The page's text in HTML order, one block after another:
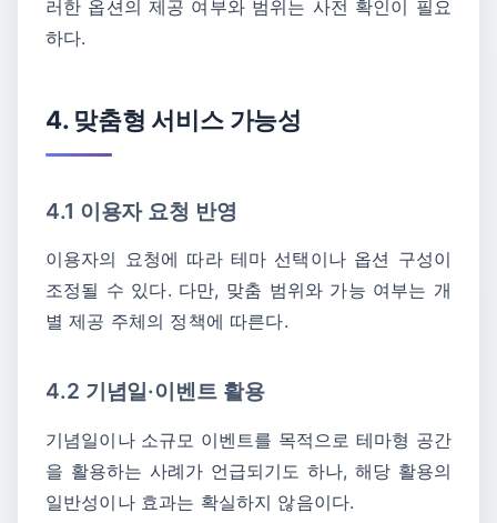
러한 옵션의 제공 여부와 범위는 사전 확인이 필요
하다.
4. 맞춤형 서비스 가능성
4.1 이용자 요청 반영
이용자의 요청에 따라 테마 선택이나 옵션 구성이
조정될 수 있다. 다만, 맞춤 범위와 가능 여부는 개
별 제공 주체의 정책에 따른다.
4.2 기념일·이벤트 활용
기념일이나 소규모 이벤트를 목적으로 테마형 공간
을 활용하는 사례가 언급되기도 하나, 해당 활용의
일반성이나 효과는 확실하지 않음이다.